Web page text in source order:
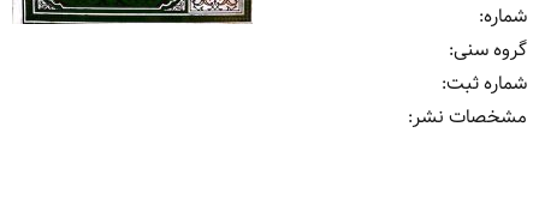
شماره:
گروه سنی:
شماره ثبت:
مشخصات نشر: ‏‫